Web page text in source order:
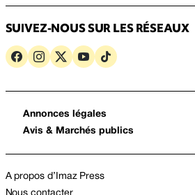
SUIVEZ-NOUS SUR LES RÉSEAUX
Annonces légales
Avis & Marchés publics
A propos d’Imaz Press
Nous contacter